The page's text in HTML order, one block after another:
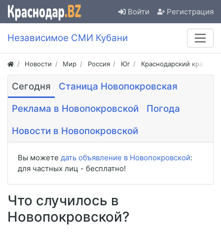
Войти Регистрация
Независимое СМИ Кубани
Новости Мир Россия Юг Краснодарский край
Сегодня
Станица Новопокровская
Реклама в Новопокровской
Погода
Новости в Новопокровской
Вы можете дать объявление в Новопокровской:
для частных лиц - бесплатно!
Что случилось в
Новопокровской?